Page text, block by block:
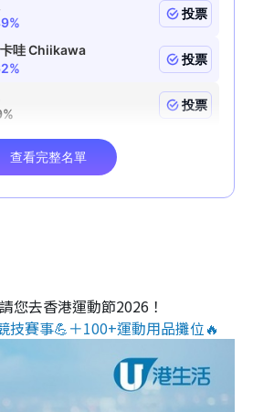
您去香港運動節2026！
技賽事💪＋100+運動用品攤位🔥